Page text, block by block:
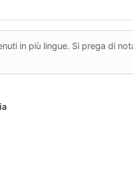
in più lingue. Si prega di